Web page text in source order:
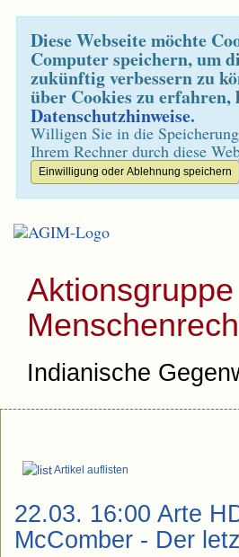
Diese Webseite möchte
Computer speichern, um
zukünftig verbessern zu
über Cookies zu erfahren,
Datenschutzhinweise.
Willigen Sie in die
Ihrem Rechner durch diese
Indianische
Artikel auflisten
22.03. 16:00 Arte
McComber - Der